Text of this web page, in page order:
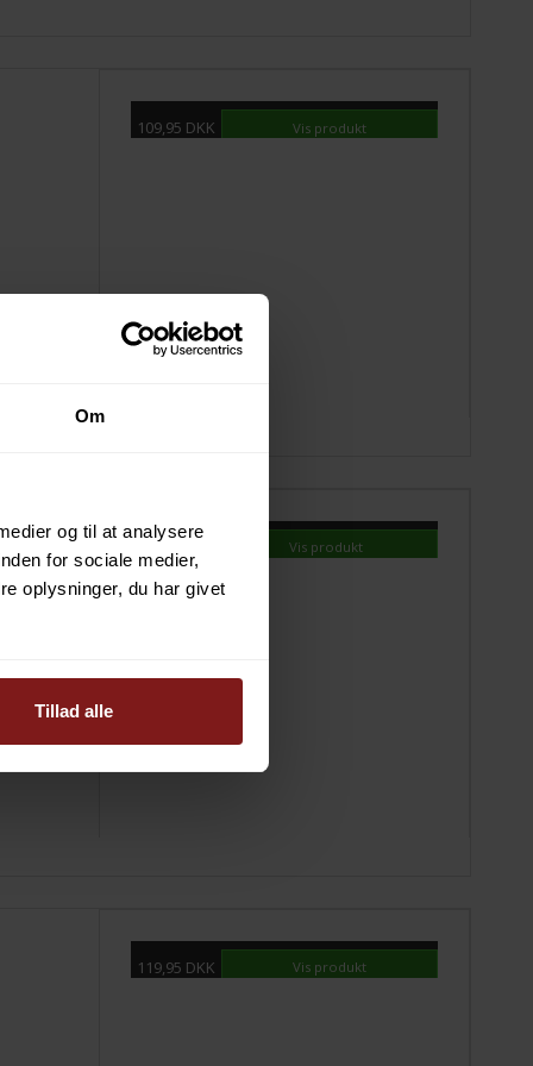
Om
og til at analysere
for sociale medier,
oplysninger, du har givet
Tillad alle
109,95 DKK Vis produkt
99,95 DKK Vis produkt
119,95 DKK Vis produkt